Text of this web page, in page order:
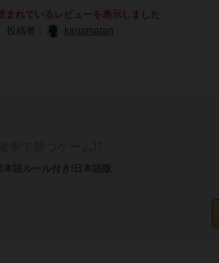
まれているレビューを表示しました
投稿者：
kanamatan